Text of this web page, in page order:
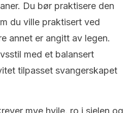
Du bør praktisere den
du ville praktisert ved
annet er angitt av legen.
med et balansert
tilpasset svangerskapet
mye hvile, ro i sjelen og